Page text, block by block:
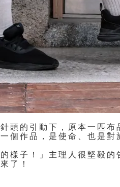
頭的引動下，原本一匹
個作品，是使命、也是對
樣子！」主理人很堅毅
了！